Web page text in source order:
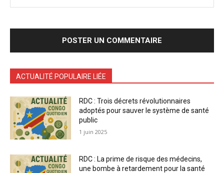
ACTUALITÉ POPULAIRE LIÉE
RDC : Trois décrets révolutionnaires
adoptés pour sauver le système de santé
public
1 juin 2025
RDC : La prime de risque des médecins,
une bombe à retardement pour la santé